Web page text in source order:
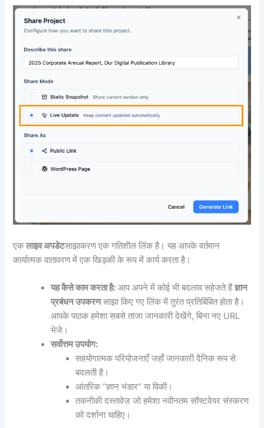
एकलाइव अपडेटसाझाकरण एक गतिशील लिंक है। यह आपके वर्तमान
कार्यात्मक वातावरण में एक खिड़की के रूप में कार्य करता है।
यह कैसे काम करता है: आप अपने में कोई भी बदलाव सहेजते हैंज्ञान
प्रबंधन उपकरणसाझा किए गए लिंक में तुरंत प्रतिबिंबित होता है।
आपके पाठक हमेशा सबसे ताजा जानकारी देखेंगे, बिना नए URL
भेजे।
सर्वोत्तम उपयोग:
सहयोगात्मक परियोजनाएँ जहाँ जानकारी दैनिक रूप से
बदलती है।
आंतरिक “ज्ञान भंडार” या विकी।
तकनीकी दस्तावेज़ जो हमेशा नवीनतम सॉफ्टवेयर संस्करण
को दर्शाना चाहिए।